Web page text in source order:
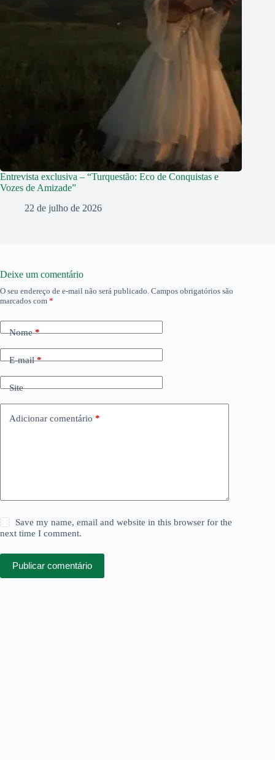
Entrevista exclusiva – “Turquestão: Eco de Conquistas e
Vozes de Amizade”
22 de julho de 2026
Deixe um comentário
O seu endereço de e-mail não será publicado. Campos obrigatórios são
marcados com *
Nome*
E-mail*
Site
Adicionar comentário *
Save my name, email and website in this browser for the
next time I comment.
Publicar comentário